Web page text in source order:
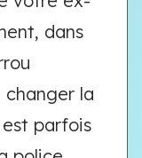
dans
la
est parfois